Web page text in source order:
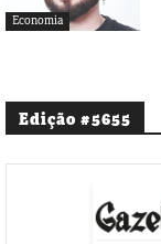
Economia
Edição #5655